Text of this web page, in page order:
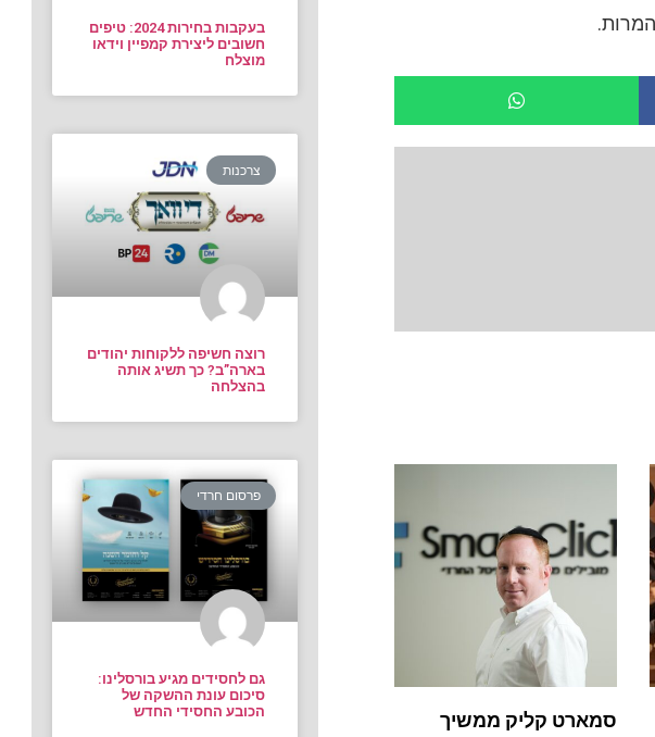
סמארט קליק ממשיך
בעקבות בחירות 2024: טיפים
חשובים ליצירת קמפיין וידאו
מוצלח
צרכנות
רוצה חשיפה ללקוחות יהודים
בארה”ב? כך תשיג אותה
בהצלחה
פרסום חרדי
גם לחסידים מגיע בורסלינו:
סיכום עונת ההשקה של
הכובע החסידי החדש